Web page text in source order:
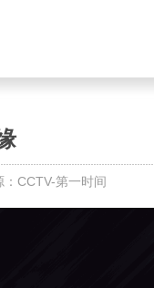
：CCTV-第一时间